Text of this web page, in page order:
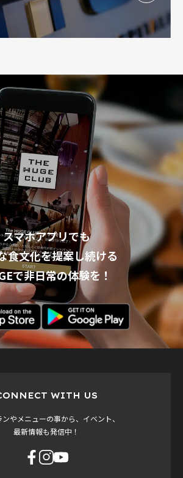
スマホアプリでも
食文化を提案し続ける
で非日常の体験を！
WITH US
ンやメニューの事から、イベント、
最新情報も発信中！